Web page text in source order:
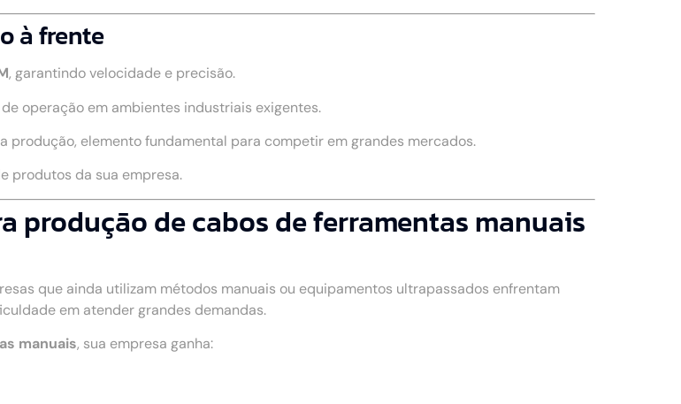
à frente
, garantindo velocidade e precisão.
operação em ambientes industriais exigentes.
produção, elemento fundamental para competir em grandes mercados.
produtos da sua empresa.
produção de cabos de ferramentas manuais
que ainda utilizam métodos manuais ou equipamentos ultrapassados enfrentam
em atender grandes demandas.
manuais, sua empresa ganha: